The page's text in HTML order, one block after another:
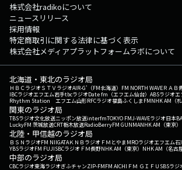
株式会社radikoについて
ニュースリリース
採用情報
特定商取引に関する法律に基づく表示
株式会社メディアプラットフォームラボについて
北海道・東北のラジオ局
ＨＢＣラジオＳＴＶラジオAIR-G'（FM北海道） FM NORTH WAVEＲＡＢ
IBCラジオエフエム岩手tbcラジオDate fm（エフエム仙台） ABSラジオエ
Rhythm Station エフエム山形RFCラジオ福島ふくしまFMNHK AM（札
関東のラジオ局
TBSラジオ文化放送ニッポン放送interfmTOKYO FMJ-WAVEラジオ日本
LuckyFM 茨城放送CRT栃木放送RadioBerryFM GUNMANHK AM（東京）
北陸・甲信越のラジオ局
ＢＳＮラジオFM NIIGATAＫＮＢラジオ ＦＭとやまMROラジオエフエム石
YBSラジオFM FUJISBCラジオ ＦＭ長野NHK AM（東京） NHK AM（名古屋
中部のラジオ局
CBCラジオ東海ラジオぎふチャンZIP-FMFM AICHI ＦＭ ＧＩＦＵ SBSラジ